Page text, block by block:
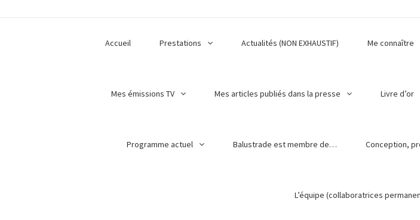
Accueil Prestations Actualités (NON EXHAUSTIF) Me connaître
Mes émissions TV Mes articles publiés dans la presse Livre d’or
Programme actuel Balustrade est membre de… Conception,
L’équipe (collaboratrices